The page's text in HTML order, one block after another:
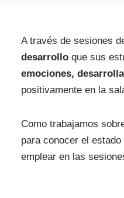
A través de sesiones
desarrollo que sus
emociones,
positivamente en la
Como trabajamos
para conocer el
emplear en las